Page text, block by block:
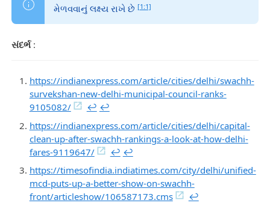
મેળવવાનું લક્ષ્ય રાખે છે[1:1]
સંદર્ભ:
https://indianexpress.com/article/cities/delhi/swachh-
survekshan-new-delhi-municipal-council-ranks-
9105082/
↩︎ ↩︎
https://indianexpress.com/article/cities/delhi/capital-
clean-up-after-swachh-rankings-a-look-at-how-delhi-
fares-9119647/
↩︎ ↩︎
https://timesofindia.indiatimes.com/city/delhi/unified-
mcd-puts-up-a-better-show-on-swachh-
front/articleshow/106587173.cms
↩︎